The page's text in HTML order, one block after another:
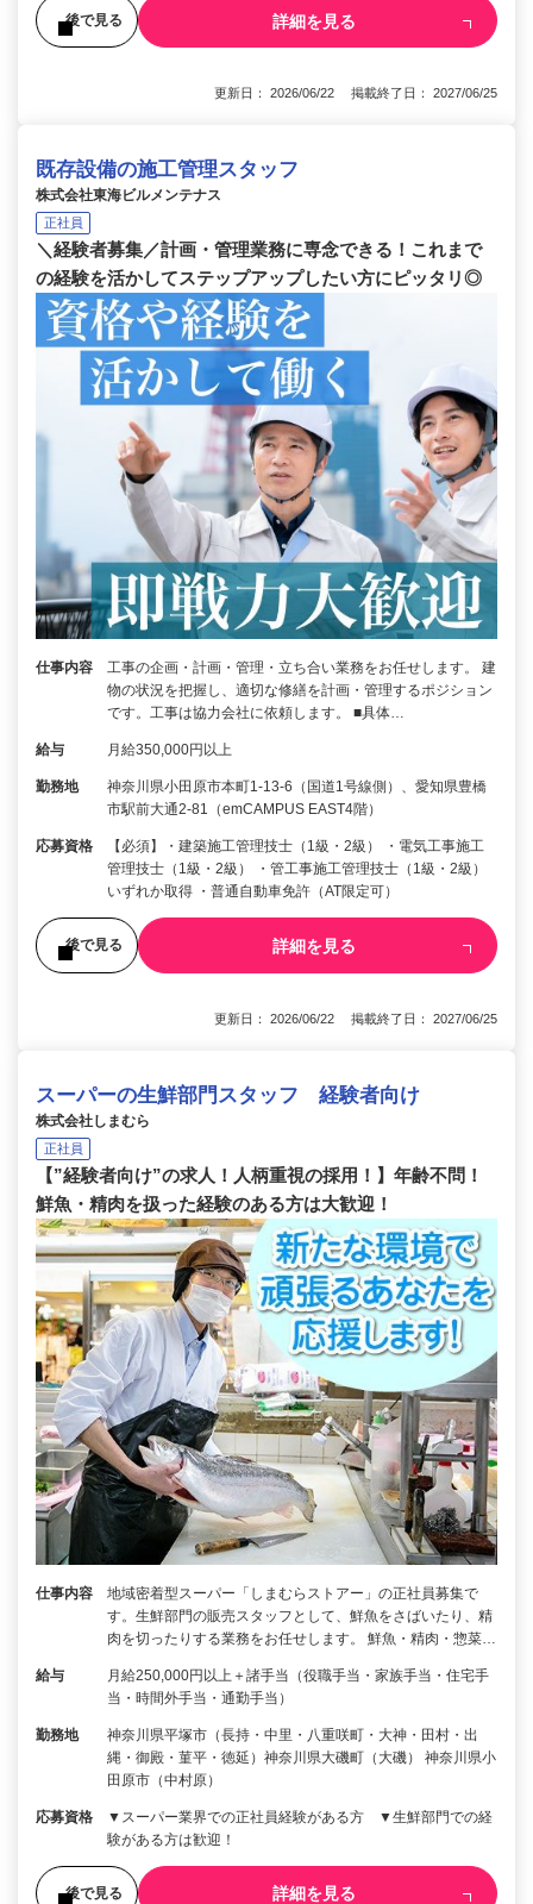
後で見る 詳細を見る
更新日： 2026/06/22 掲載終了日： 2027/06/25
既存設備の施工管理スタッフ
株式会社東海ビルメンテナス
正社員
＼経験者募集／計画・管理業務に専念できる！これまで
の経験を活かしてステップアップしたい方にピッタリ◎
仕事内容
工事の企画・計画・管理・立ち合い業務をお任せします。 建
物の状況を把握し、適切な修繕を計画・管理するポジション
です。工事は協力会社に依頼します。 ■具体…
給与 月給350,000円以上
勤務地
神奈川県小田原市本町1-13-6（国道1号線側）、愛知県豊橋
市駅前大通2-81（emCAMPUS EAST4階）
応募資格
【必須】・建築施工管理技士（1級・2級） ・電気工事施工
管理技士（1級・2級） ・管工事施工管理技士（1級・2級）
いずれか取得 ・普通自動車免許（AT限定可）
後で見る 詳細を見る
更新日： 2026/06/22 掲載終了日： 2027/06/25
スーパーの生鮮部門スタッフ 経験者向け
株式会社しまむら
正社員
【”経験者向け”の求人！人柄重視の採用！】年齢不問！
鮮魚・精肉を扱った経験のある方は大歓迎！
仕事内容
地域密着型スーパー「しまむらストアー」の正社員募集で
す。生鮮部門の販売スタッフとして、鮮魚をさばいたり、精
肉を切ったりする業務をお任せします。 鮮魚・精肉・惣菜…
給与
月給250,000円以上＋諸手当（役職手当・家族手当・住宅手
当・時間外手当・通勤手当）
勤務地
神奈川県平塚市（長持・中里・八重咲町・大神・田村・出
縄・御殿・菫平・徳延）神奈川県大磯町（大磯） 神奈川県小
田原市（中村原）
応募資格
▼スーパー業界での正社員経験がある方 ▼生鮮部門での経
験がある方は歓迎！
後で見る 詳細を見る